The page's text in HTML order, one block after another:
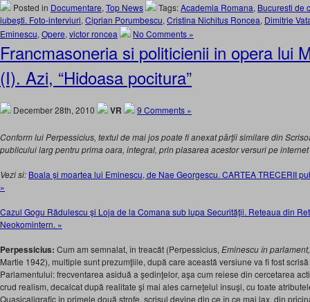
Posted in Documentare, Top News Tags:Academia Romana, Bucuresti de
iubești. Foto-interviuri, Ciprian Porumbescu, Cristina Nichitus Roncea, Dimitrie
Eminescu, Opere, victor roncea No Comments »
Francmasoneria si politicienii in opera lui
(I). Azi, “Hidoasa pocitura”
December 28th, 2010 VR 9 Comments »
Conform lui Perpessicius, textul de mai jos poate fi anexat părţii similare din
publicului larg pentru prima oara, integral, prin plasarea acestor versuripe
Vezi si: Boala şi moartea lui Eminescu, de Nae Georgescu. CARTEA TRECERII
»
Cazul Gogu Rădulescu şi Loja de la Comana sub lupa Securităţii. Reteaua din
Neokomintern. »
Perpessicius: Cum am semnalat, în treacăt (Perpessicius, Eminescu în parlament,
Martie 1942), multiple sunt prezumţiile, după care această versiune va fi fost
Parlamentului: frecventarea asiduă a şedinţelor, aşa cum reiese din cercetarea
crud realism, decalcat după realitate şi mai ales carneţelul însuşi, cu toate
Quasicaligrafic în primele două strofe, scrisul devine din ce în ce mai lax, din